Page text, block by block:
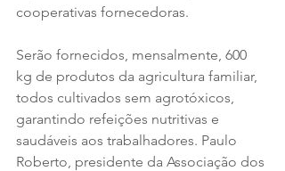
cooperativas fornecedoras.
Serão fornecidos, mensalmente, 600
kg de produtos da agricultura familiar,
todos cultivados sem agrotóxicos,
garantindo refeições nutritivas e
saudáveis aos trabalhadores. Paulo
Roberto, presidente da Associação dos